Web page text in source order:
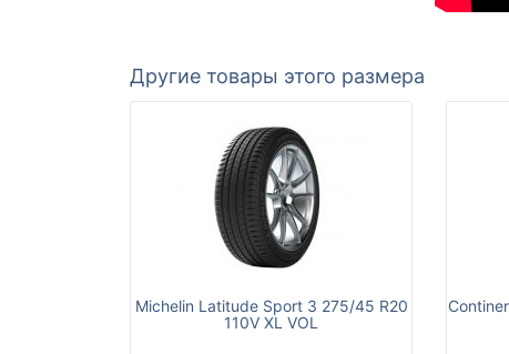
Другие товары этого размера
Michelin Latitude Sport 3 275/45 R20
110V XL VOL